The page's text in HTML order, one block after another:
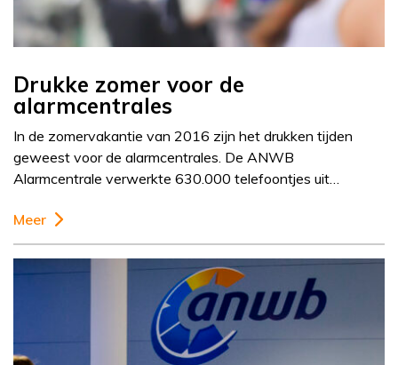
Drukke zomer voor de
alarmcentrales
In de zomervakantie van 2016 zijn het drukken tijden
geweest voor de alarmcentrales. De ANWB
Alarmcentrale verwerkte 630.000 telefoontjes uit…
Meer